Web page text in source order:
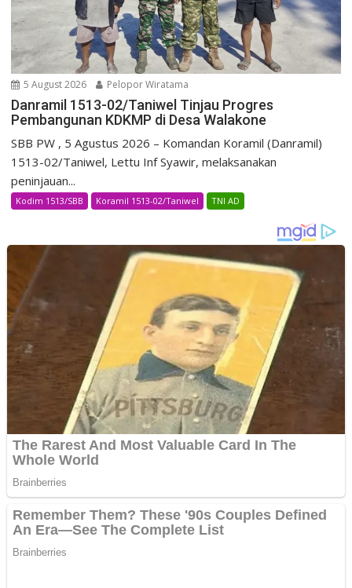
5 August 2026 Pelopor Wiratama
Danramil 1513-02/Taniwel Tinjau Progres
Pembangunan KDKMP di Desa Walakone
SBB PW , 5 Agustus 2026 – Komandan Koramil (Danramil)
1513-02/Taniwel, Lettu Inf Syawir, melaksanakan
peninjauan...
Kodim 1513/SBB Koramil 1513-02/Taniwel TNI AD